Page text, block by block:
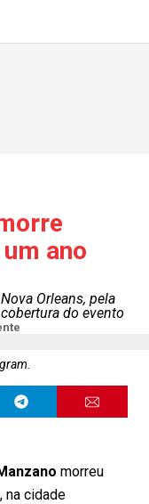
ano
Orleans, pela
do evento
morreu
na cidade